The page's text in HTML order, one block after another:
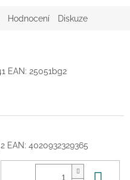
Hodnocení Diskuze
EAN: 25051bg2
EAN: 4020932329365